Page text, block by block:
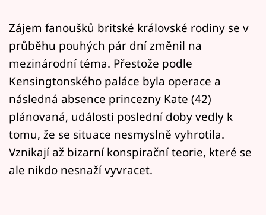
Sledujte nás
Zájem fanoušků britské královské rodiny se v
průběhu pouhých pár dní změnil na
mezinárodní téma. Přestože podle
Kensingtonského paláce byla operace a
následná absence princezny Kate (42)
plánovaná, události poslední doby vedly k
tomu, že se situace nesmyslně vyhrotila.
Vznikají až bizarní konspirační teorie, které se
ale nikdo nesnaží vyvracet.